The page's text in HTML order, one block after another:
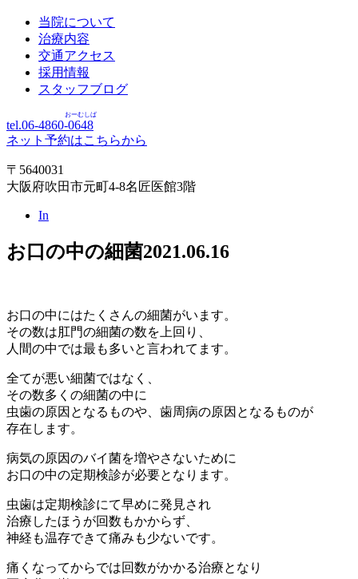
当院について
治療内容
交通アクセス
採用情報
スタッフブログ
tel.06-4860-0648
おーむしば
ネット予約はこちらから
〒5640031
大阪府吹田市元町4-8名匠医館3階
In
お口の中の細菌2021.06.16
お口の中にはたくさんの細菌がいます。
その数は肛門の細菌の数を上回り、
人間の中では最も多いと言われてます。
全てが悪い細菌ではなく、
その数多くの細菌の中に
虫歯の原因となるものや、歯周病の原因となるものが
存在します。
病気の原因のバイ菌を増やさないために
お口の中の定期検診が必要となります。
虫歯は定期検診にて早めに発見され
治療したほうが回数もかからず、
神経も温存できて痛みも少ないです。
痛くなってからでは回数がかかる治療となり